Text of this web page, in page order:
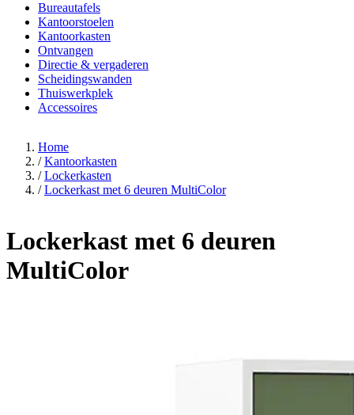
Bureautafels
Kantoorstoelen
Kantoorkasten
Ontvangen
Directie & vergaderen
Scheidingswanden
Thuiswerkplek
Accessoires
Home
/ Kantoorkasten
/ Lockerkasten
/ Lockerkast met 6 deuren MultiColor
Lockerkast met 6 deuren
MultiColor